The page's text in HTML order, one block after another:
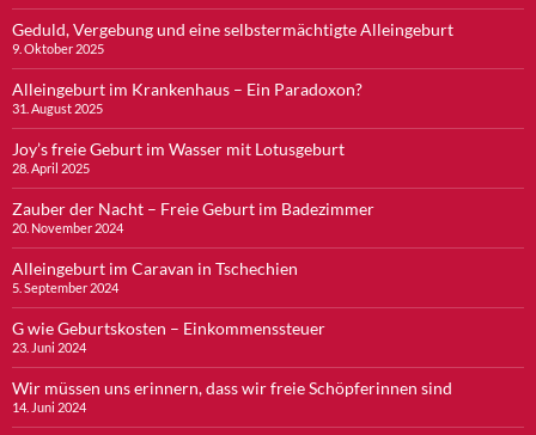
Geduld, Vergebung und eine selbstermächtigte Alleingeburt
9. Oktober 2025
Alleingeburt im Krankenhaus – Ein Paradoxon?
31. August 2025
Joy’s freie Geburt im Wasser mit Lotusgeburt
28. April 2025
Zauber der Nacht – Freie Geburt im Badezimmer
20. November 2024
Alleingeburt im Caravan in Tschechien
5. September 2024
G wie Geburtskosten – Einkommenssteuer
23. Juni 2024
Wir müssen uns erinnern, dass wir freie Schöpferinnen sind
14. Juni 2024